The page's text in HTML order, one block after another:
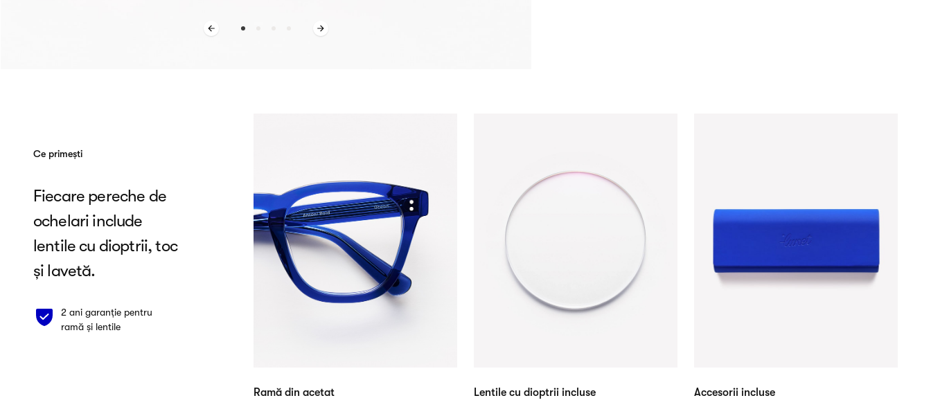
Ce primești
Fiecare pereche de
ochelari include
lentile cu dioptrii, toc
și lavetă.
2 ani garanție pentru
ramă și lentile
Ramă din acetat Lentile cu dioptrii incluse Accesorii incluse